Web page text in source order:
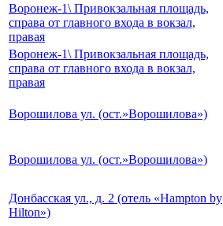
Воронеж-1\ Привокзальная площадь,
справа от главного входа в вокзал,
правая
Воронеж-1\ Привокзальная площадь,
справа от главного входа в вокзал,
правая
Ворошилова ул. (ост.»Ворошилова»)
Ворошилова ул. (ост.»Ворошилова»)
Донбасская ул., д. 2 (отель «Hampton by
Hilton»)